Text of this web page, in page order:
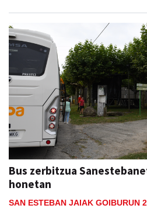
Bus zerbitzua
honetan
SAN ESTEBAN JAIAK GOIBURUN